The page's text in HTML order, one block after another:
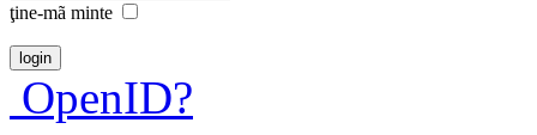
ţine-mã minte
OpenID?